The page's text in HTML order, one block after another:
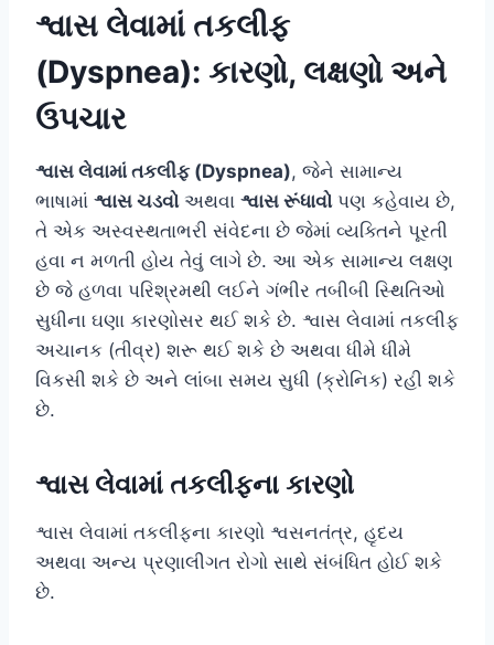
શ્વાસ લેવામાં તકલીફ
(Dyspnea): કારણો, લક્ષણો અને
ઉપચાર
શ્વાસ લેવામાં તકલીફ (Dyspnea), જેને સામાન્ય
ભાષામાં શ્વાસ ચડવોઅથવા શ્વાસ રૂંધાવોપણ કહેવાય છે,
તે એક અસ્વસ્થતાભરી સંવેદના છે જેમાં વ્યક્તિને પૂરતી
હવા ન મળતી હોય તેવું લાગે છે. આ એક સામાન્ય લક્ષણ
છે જે હળવા પરિશ્રમથી લઈને ગંભીર તબીબી સ્થિતિઓ
સુધીના ઘણા કારણોસર થઈ શકે છે. શ્વાસ લેવામાં તકલીફ
અચાનક (તીવ્ર) શરૂ થઈ શકે છે અથવા ધીમે ધીમે
વિકસી શકે છે અને લાંબા સમય સુધી (ક્રોનિક) રહી શકે
છે.
શ્વાસ લેવામાં તકલીફના કારણો
શ્વાસ લેવામાં તકલીફના કારણો શ્વસનતંત્ર, હૃદય
અથવા અન્ય પ્રણાલીગત રોગો સાથે સંબંધિત હોઈ શકે
છે.